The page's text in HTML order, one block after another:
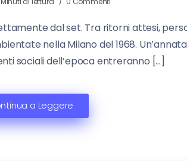
dal set. Tra ritorni attesi,
nella Milano del 1968.
sociali dell’epoca entreranno […]
a Leggere